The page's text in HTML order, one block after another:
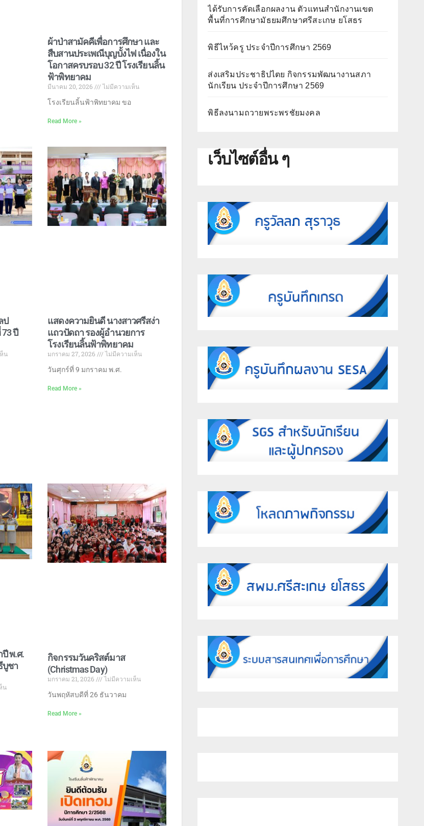
ผ้าป่าสามัคคีเพื่อการศึกษา และ
สืบสานประเพณีบุญบั้งไฟ เนื่องใน
โอกาสครบรอบ 32 ปี โรงเรียนลิ้น
ฟ้าพิทยาคม
มีนาคม 20, 2026
ไม่มีความเห็น
โรงเรียนลิ้นฟ้าพิทยาคม ขอ
Read More »
ป
ปี
น
แสดงความยินดี นางสาวศรีสง่า
แถวปัดถา รองผู้อำนวยการ
โรงเรียนลิ้นฟ้าพิทยาคม
มกราคม 27, 2026
ไม่มีความเห็น
วันศุกร์ที่ 9 มกราคม พ.ศ.
Read More »
ปี พ.ศ.
บูชา
น
กิจกรรมวันคริสต์มาส
(Christmas Day)
มกราคม 21, 2026
ไม่มีความเห็น
วันพฤหัสบดีที่ 26 ธันวาคม
Read More »
ได้รับการคัดเลือกผลงาน ตัวแทนสำนักงานเขต
พื้นที่การศึกษามัธยมศึกษาศรีสะเกษ ยโสธร
พิธีไหว้ครู ประจำปีการศึกษา 2569
ส่งเสริมประชาธิปไตย กิจกรรมพัฒนางานสภา
นักเรียน ประจำปีการศึกษา 2569
พิธีลงนามถวายพระพรชัยมงคล
เว็บไซต์อื่น ๆ